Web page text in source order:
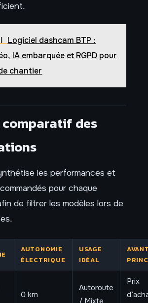
Logiciel dashcam BTP :
IA embarquée et RGPD pour
chantier
des
les performances et
pour chaque
de filtrer les modèles lors de
AUTONOMIE
ÉLECTRIQUE
USAGE
IDÉAL
0 km
Autoroute
Prix